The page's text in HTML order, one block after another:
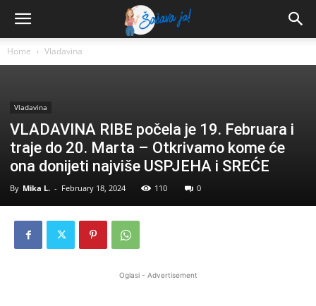
Home Vladavina
Vladavina
VLADAVINA RIBE počela je 19. Februara i
traje do 20. Marta – Otkrivamo kome će
ona donijeti najviše USPJEHA i SREĆE
By Mika L. - February 18, 2024 110 0
Oglasi - Advertisement